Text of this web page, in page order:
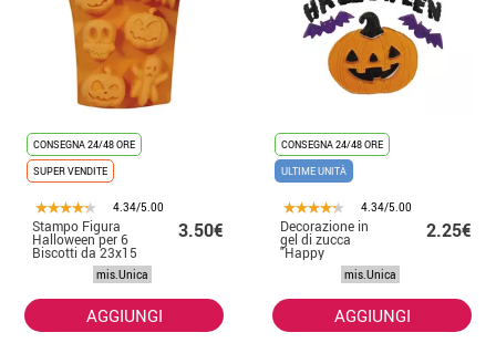
CONSEGNA 24/48 ORE
SUPER VENDITE
4.34/5.00
Stampo Figura
Halloween per 6
Biscotti da 23x15
3.50€
mis.Unica
AGGIUNGI
CONSEGNA 24/48 ORE
ULTIME UNITÀ
4.34/5.00
Decorazione in
gel di zucca
"Happy
Halloween"
2.25€
mis.Unica
AGGIUNGI